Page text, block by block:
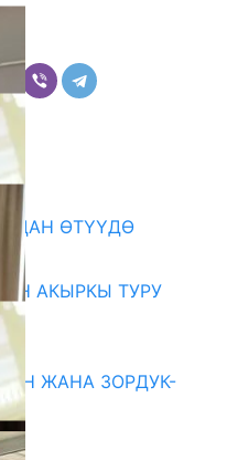
ӨТҮҮДӨ
АКЫРКЫ ТУРУ
ЖАНА ЗОРДУК-